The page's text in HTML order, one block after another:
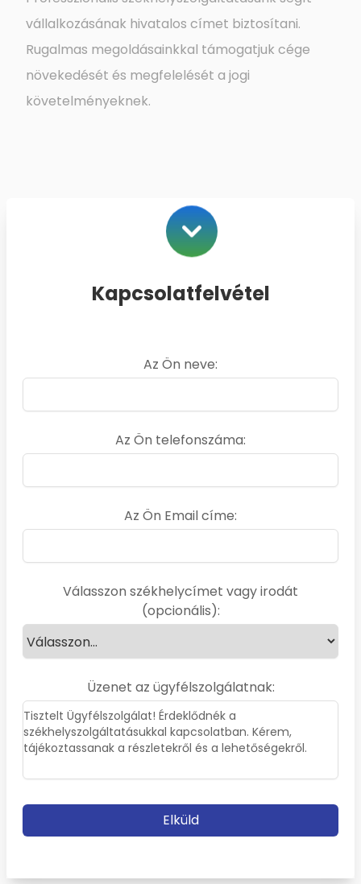
vállalkozásának hivatalos címet biztosítani.
Rugalmas megoldásainkkal támogatjuk cége
növekedését és megfelelését a jogi
követelményeknek.
Kapcsolatfelvétel
Az Ön neve:
Az Ön telefonszáma:
Az Ön Email címe:
Válasszon székhelycímet vagy irodát
(opcionális):
Üzenet az ügyfélszolgálatnak:
Elküld